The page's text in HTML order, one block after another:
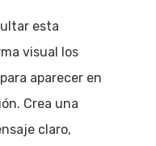
esta
visual los
aparecer en
Crea una
claro,